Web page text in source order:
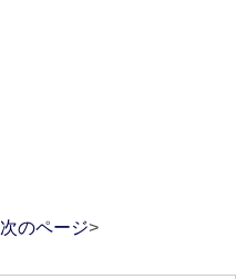
次のページ>